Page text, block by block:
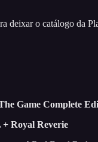
deixar o catálogo da
Game Complete
Royal Reverie